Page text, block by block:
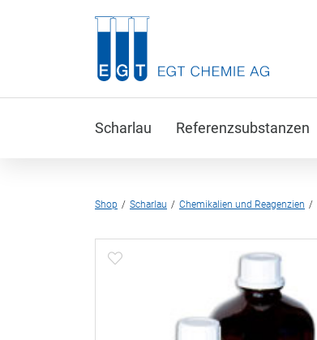
Scharlau Referenzsubstanzen
Shop Scharlau Chemikalien und Reagenzien